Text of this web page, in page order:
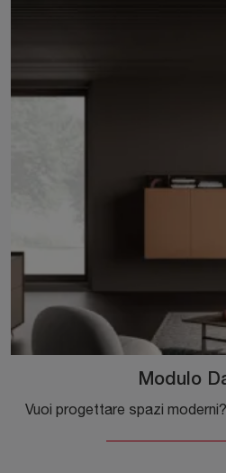
Modulo